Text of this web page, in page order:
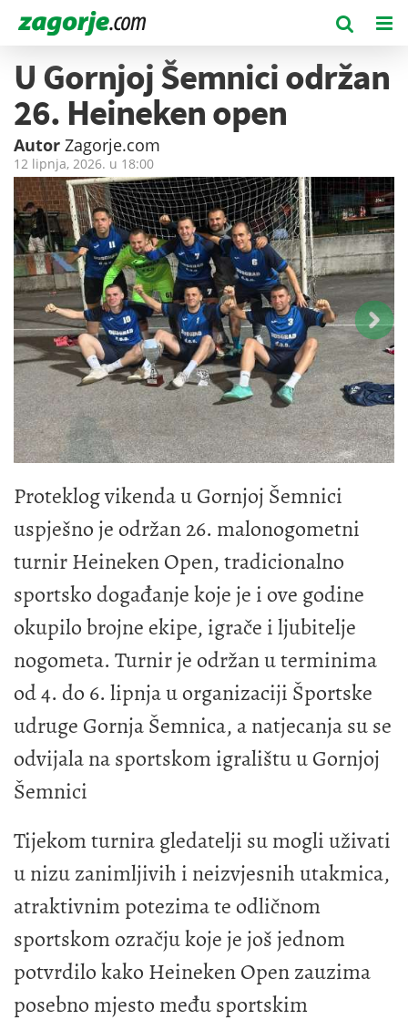
U Gornjoj Šemnici održan
26. Heineken open
Autor Zagorje.com
12 lipnja, 2026. u 18:00
Proteklog vikenda u Gornjoj Šemnici
uspješno je održan 26. malonogometni
turnir Heineken Open, tradicionalno
sportsko događanje koje je i ove godine
okupilo brojne ekipe, igrače i ljubitelje
nogometa. Turnir je održan u terminima
od 4. do 6. lipnja u organizaciji Športske
udruge Gornja Šemnica, a natjecanja su se
odvijala na sportskom igralištu u Gornjoj
Šemnici
Tijekom turnira gledatelji su mogli uživati
u nizu zanimljivih i neizvjesnih utakmica,
atraktivnim potezima te odličnom
sportskom ozračju koje je još jednom
potvrdilo kako Heineken Open zauzima
posebno mjesto među sportskim